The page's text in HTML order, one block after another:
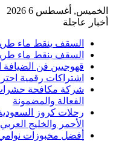
الخميس, أغسطس 6 2026
أخبار عاجلة
السقف ينقط ماء
السقف ينقط ماء
قهوجيين فن الضيافة
اشتراكات رقمية
شركة مكافحة حشرات
الفعالة والمضمونة
رحلات كروز
الأحمر والخليج العربي
أفضل مخبوزات